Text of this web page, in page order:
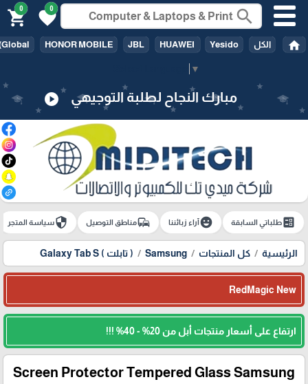
▼
search
0
favorite
0
shopping_cart
home الكل HONOR MOBILE JBL HUAWEI Yesido
مبارك النجاح لطلبة التوجيهي play_circle
ballotطلباتي السابقة emoji_emotionsآراء زبائننا commuteمناطق التوصيل securityسياسة المتجر
الرئيسية كل المنتجات Samsung ( تابلت ) Galaxy Tab S
RedMagic New
ارتفاع على أسعار منتجات أبل من 20% - 40% !!!
Screen Protector Tempered Glass Samsung